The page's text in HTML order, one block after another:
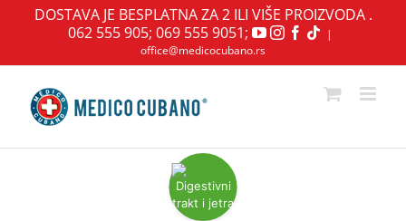
DOSTAVA JE BESPLATNA ZA 2 ILI VIŠE PROIZVODA .
062 555 905; 069 555 9051; YouTube
Instagram
Facebook
|
office@medicocubano.rs